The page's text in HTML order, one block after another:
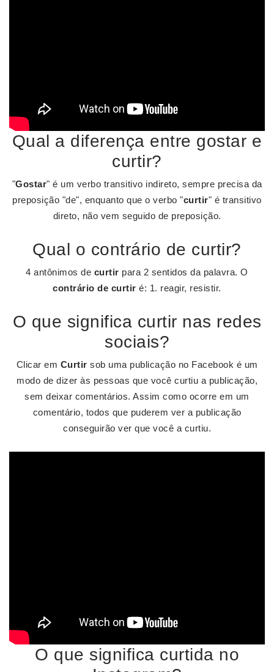
Qual a diferença entre gostar e
curtir?
"Gostar" é um verbo transitivo indireto, sempre precisa da
preposição "de", enquanto que o verbo "curtir" é transitivo
direto, não vem seguido de preposição.
Qual o contrário de curtir?
4 antônimos de curtir para 2 sentidos da palavra. O
contrário de curtir é: 1. reagir, resistir.
O que significa curtir nas redes
sociais?
Clicar em Curtir sob uma publicação no Facebook é um
modo de dizer às pessoas que você curtiu a publicação,
sem deixar comentários. Assim como ocorre em um
comentário, todos que puderem ver a publicação
conseguirão ver que você a curtiu.
O que significa curtida no